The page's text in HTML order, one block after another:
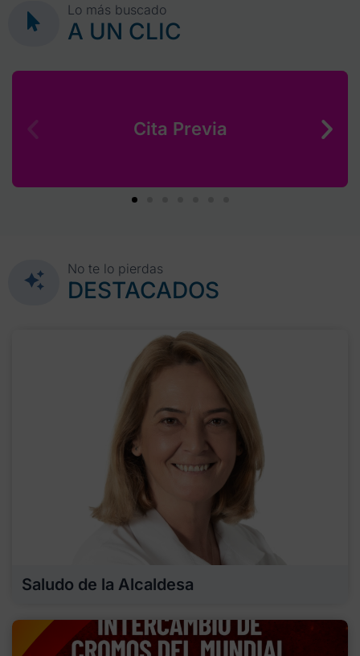
Lo más buscado
A UN CLIC
Cita Previa
No te lo pierdas
DESTACADOS
Saludo de la Alcaldesa